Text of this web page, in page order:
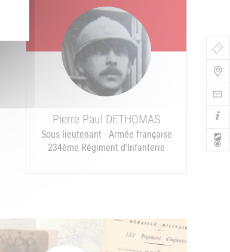
Pierre Paul DETHOMAS
Sous-lieutenant - Armée française
234ème Régiment d'Infanterie
de